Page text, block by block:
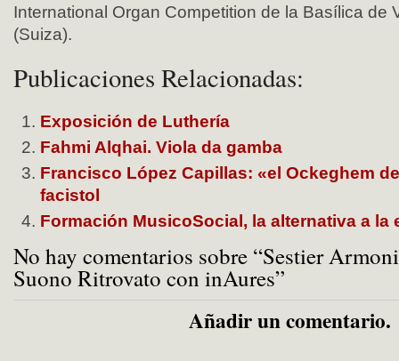
International Organ Competition de la Basílica de
(Suiza).
Publicaciones Relacionadas:
Exposición de Luthería
Fahmi Alqhai. Viola da gamba
Francisco López Capillas: «el Ockeghem
facistol
Formación MusicoSocial, la alternativa a la
No hay comentarios sobre “Sestier
Suono Ritrovato con inAures”
Añadir un comentario.